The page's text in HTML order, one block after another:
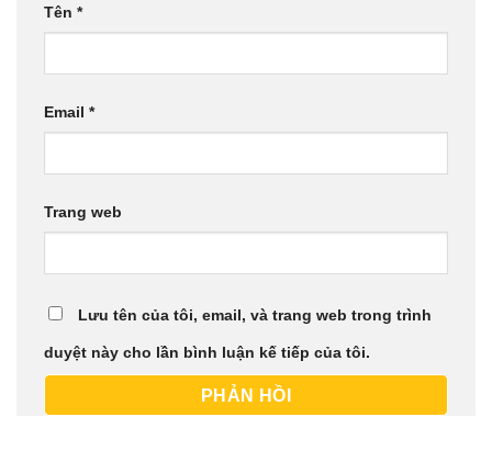
Tên *
Email *
Trang web
Lưu tên của tôi, email, và trang web trong trình
duyệt này cho lần bình luận kế tiếp của tôi.